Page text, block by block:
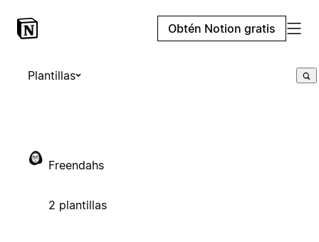
Obtén Notion gratis
Plantillas
Freendahs
2 plantillas